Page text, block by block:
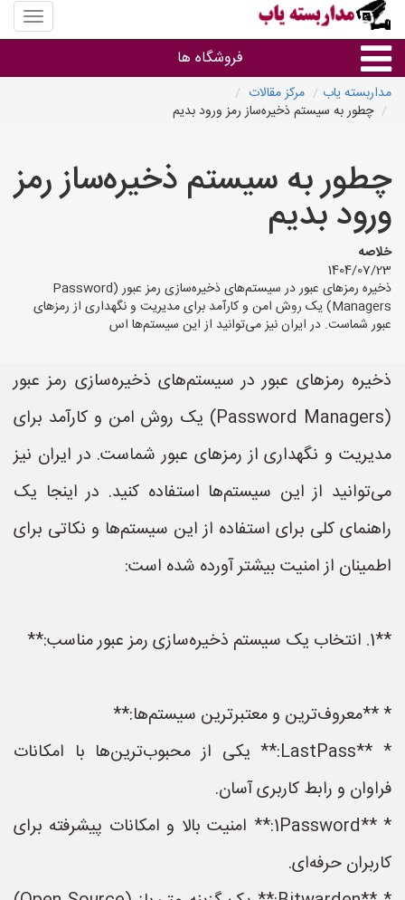
منوی
سایت
یاب
فروشگاه ها
براساس مشخصات ظاهری
براساس برند
فروشندگان دوربین مداربسته
مداربسته یاب
مرکز مقالات
چطور به سیستم ذخیره‌ساز رمز ورود بدیم
چطور به سیستم ذخیره‌ساز رمز
ورود بدیم
خلاصه
1404/07/23
ذخیره رمزهای عبور در سیستم‌های ذخیره‌سازی رمز عبور (Password
Managers) یک روش امن و کارآمد برای مدیریت و نگهداری از رمزهای
عبور شماست. در ایران نیز می‌توانید از این سیستم‌ها اس
ذخیره رمزهای عبور در سیستم‌های ذخیره‌سازی رمز عبور
(Password Managers) یک روش امن و کارآمد برای
مدیریت و نگهداری از رمزهای عبور شماست. در ایران نیز
می‌توانید از این سیستم‌ها استفاده کنید. در اینجا یک
راهنمای کلی برای استفاده از این سیستم‌ها و نکاتی برای
اطمینان از امنیت بیشتر آورده شده است:
**1. انتخاب یک سیستم ذخیره‌سازی رمز عبور مناسب:**
* **معروف‌ترین و معتبرترین سیستم‌ها:**
* **LastPass:** یکی از محبوب‌ترین‌ها با امکانات
فراوان و رابط کاربری آسان.
* **1Password:** امنیت بالا و امکانات پیشرفته برای
کاربران حرفه‌ای.